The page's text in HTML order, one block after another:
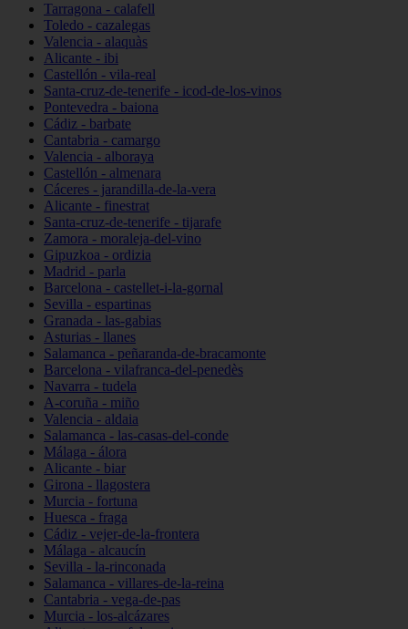
Tarragona - calafell
Toledo - cazalegas
Valencia - alaquàs
Alicante - ibi
Castellón - vila-real
Santa-cruz-de-tenerife - icod-de-los-vinos
Pontevedra - baiona
Cádiz - barbate
Cantabria - camargo
Valencia - alboraya
Castellón - almenara
Cáceres - jarandilla-de-la-vera
Alicante - finestrat
Santa-cruz-de-tenerife - tijarafe
Zamora - moraleja-del-vino
Gipuzkoa - ordizia
Madrid - parla
Barcelona - castellet-i-la-gornal
Sevilla - espartinas
Granada - las-gabias
Asturias - llanes
Salamanca - peñaranda-de-bracamonte
Barcelona - vilafranca-del-penedès
Navarra - tudela
A-coruña - miño
Valencia - aldaia
Salamanca - las-casas-del-conde
Málaga - álora
Alicante - biar
Girona - llagostera
Murcia - fortuna
Huesca - fraga
Cádiz - vejer-de-la-frontera
Málaga - alcaucín
Sevilla - la-rinconada
Salamanca - villares-de-la-reina
Cantabria - vega-de-pas
Murcia - los-alcázares